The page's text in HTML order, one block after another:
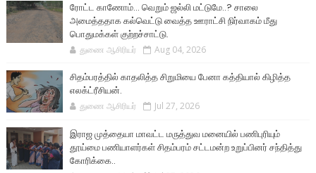
ரோட்ட காணோம்... வெறும் ஜல்லி மட்டுமே..? சாலை
அமைத்ததாக கல்வெட்டு வைத்த ஊராட்சி நிர்வாகம் மீது
பொதுமக்கள் குற்றச்சாட்டு.
துணை ஆசிரியர் Aug 04, 2026
சிதம்பரத்தில் காதலித்த சிறுமியை பேனா கத்தியால் கிழித்த
எலக்ட்ரீசியன்.
துணை ஆசிரியர் Jul 27, 2026
இராஜ முத்தையா மாவட்ட மருத்துவ மனையில் பணிபுரியும்
தூய்மை பணியாளர்கள் சிதம்பரம் சட்டமன்ற உறுப்பினர் சந்தித்து
கோரிக்கை..